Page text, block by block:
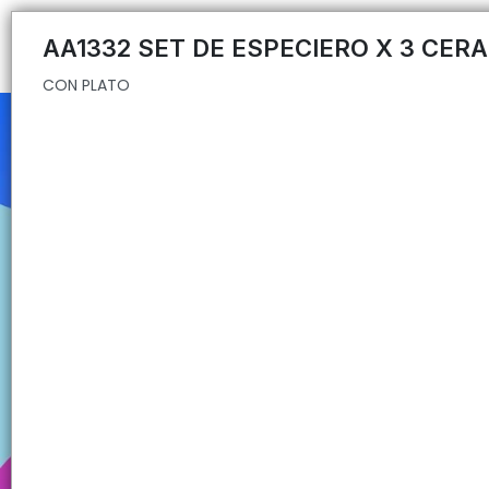
CON PLATO
AA1332 SET DE ESPECIERO X 3
CON PLATO